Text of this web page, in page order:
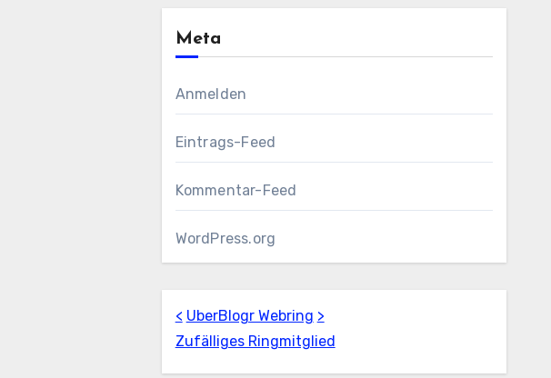
Meta
Anmelden
Eintrags-Feed
Kommentar-Feed
WordPress.org
< UberBlogr Webring >
Zufälliges Ringmitglied